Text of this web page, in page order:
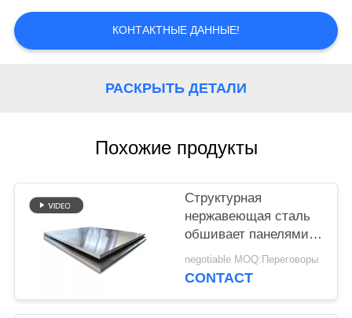
ЗАПРОСИТЕ
ЦИТАТУ
POLICY
КОНТАКТНЫЕ ДАННЫЕ!
РАСКРЫТЬ ДЕТАЛИ
Похожие продукты
Структурная
нержавеющая сталь
обшивает панелями
поверхностное
покрытие таможни
negotiable MOQ:Переговоры
CONTACT